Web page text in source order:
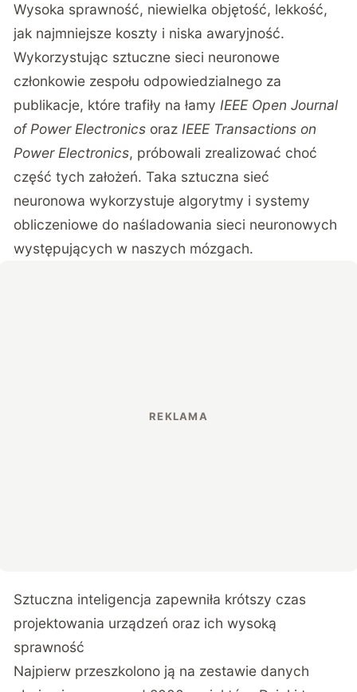
Wysoka sprawność, niewielka objętość, lekkość,
jak najmniejsze koszty i niska awaryjność.
Wykorzystując sztuczne sieci neuronowe
członkowie zespołu odpowiedzialnego za
publikacje, które trafiły na łamy IEEE Open Journal
of Power Electronics oraz IEEE Transactions on
Power Electronics, próbowali zrealizować choć
część tych założeń. Taka sztuczna sieć
neuronowa wykorzystuje algorytmy i systemy
obliczeniowe do naśladowania sieci neuronowych
występujących w naszych mózgach.
Sztuczna inteligencja zapewniła krótszy czas
projektowania urządzeń oraz ich wysoką
sprawność
Najpierw przeszkolono ją na zestawie danych